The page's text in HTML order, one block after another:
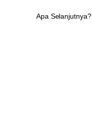
Apa Selanjutnya?